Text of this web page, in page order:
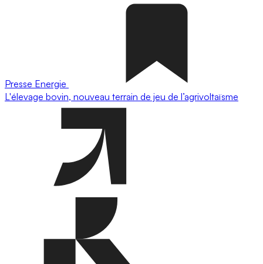
Presse Energie
L'élevage bovin, nouveau terrain de jeu de l’agrivoltaïsme